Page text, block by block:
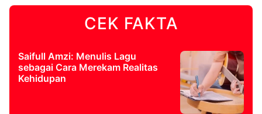
CEK FAKTA
Saifull Amzi: Menulis Lagu
sebagai Cara Merekam Realitas
Kehidupan